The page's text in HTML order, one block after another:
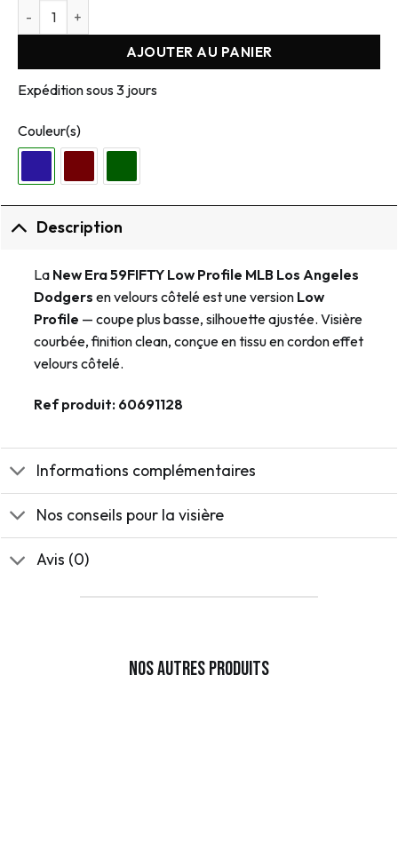
AJOUTER AU PANIER
Expédition sous 3 jours
Couleur(s)
Description
La New Era 59FIFTY Low Profile MLB Los Angeles
Dodgers en velours côtelé est une version Low
Profile — coupe plus basse, silhouette ajustée. Visière
courbée, finition clean, conçue en tissu en cordon effet
velours côtelé.
Ref produit: 60691128
Informations complémentaires
Nos conseils pour la visière
Avis (0)
Nos autres produits